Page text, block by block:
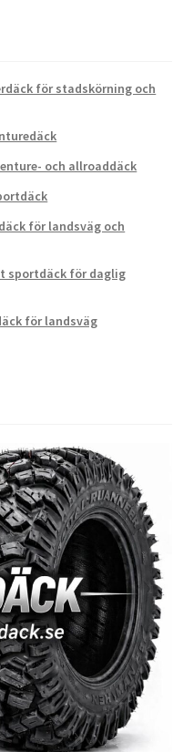
för stadskörning och
och allroaddäck
för landsväg och
sportdäck för daglig
för landsväg